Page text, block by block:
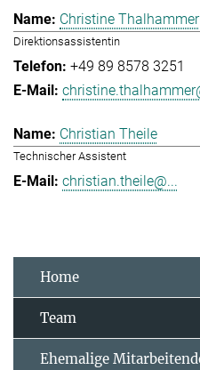
Christine Thalhammer
Direktionsassistentin
+49 89 8578 3251
Christian Theile
Technischer Assistent
christian.theile@...
Home
Team
Ehemalige